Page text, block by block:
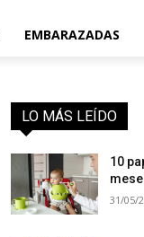
EMBARAZADAS
LO MÁS LEÍDO
10
31/05/